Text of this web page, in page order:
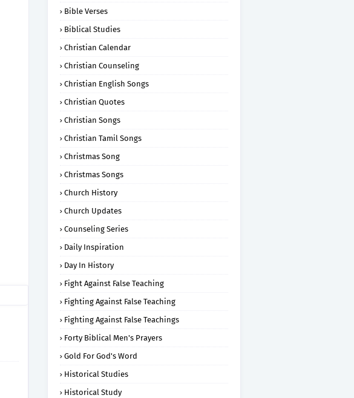
Bible Verses
Biblical Studies
Christian Calendar
Christian Counseling
Christian English Songs
Christian Quotes
Christian Songs
Christian Tamil Songs
Christmas Song
Christmas Songs
Church History
Church Updates
Counseling Series
Daily Inspiration
Day In History
Fight Against False Teaching
Fighting Against False Teaching
Fighting Against False Teachings
Forty Biblical Men's Prayers
Gold For God's Word
Historical Studies
Historical Study